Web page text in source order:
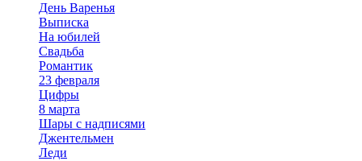
День Варенья
Выписка
На юбилей
Свадьба
Романтик
23 февраля
Цифры
8 марта
Шары с надписями
Джентельмен
Леди